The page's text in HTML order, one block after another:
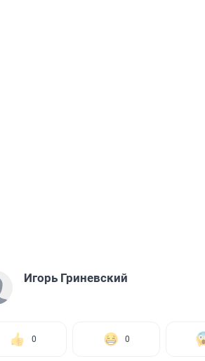
Игорь Гриневский
0 0